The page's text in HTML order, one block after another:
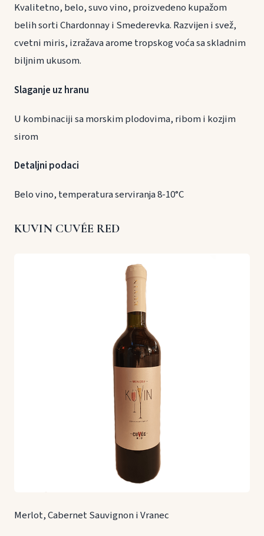
Kvalitetno, belo, suvo vino, proizvedeno kupažom
belih sorti Chardonnay i Smederevka. Razvijen i svež,
cvetni miris, izražava arome tropskog voća sa skladnim
biljnim ukusom.
Slaganje uz hranu
U kombinaciji sa morskim plodovima, ribom i kozjim
sirom
Detaljni podaci
Belo vino, temperatura serviranja 8-10°C
KUVIN CUVÉE RED
Merlot, Cabernet Sauvignon i Vranec